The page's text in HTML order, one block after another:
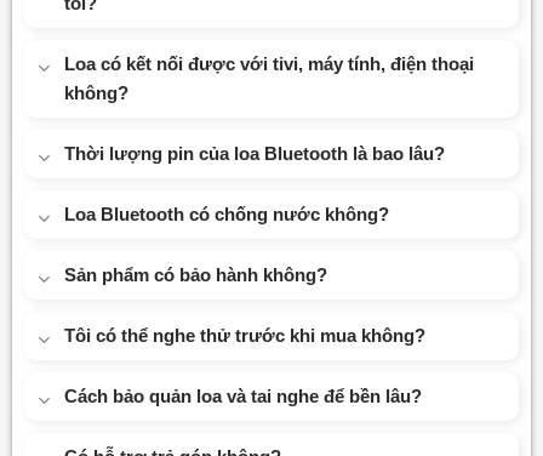
Loa có kết nối được với tivi, máy tính, điện thoại
không?
Thời lượng pin của loa Bluetooth là bao lâu?
Loa Bluetooth có chống nước không?
Sản phẩm có bảo hành không?
Tôi có thể nghe thử trước khi mua không?
Cách bảo quản loa và tai nghe để bền lâu?